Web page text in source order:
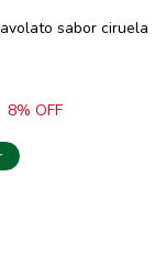
sabor ciruela
8% OFF